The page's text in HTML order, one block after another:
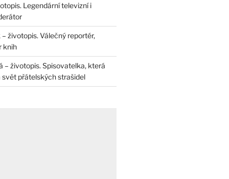
Legendární televizní i
životopis. Válečný reportér,
knih
– životopis. Spisovatelka, která
přátelských strašidel